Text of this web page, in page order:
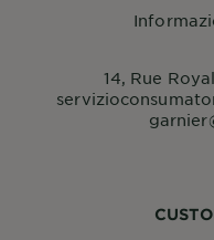
14, Rue